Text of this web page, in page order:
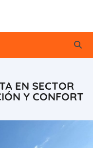
EN SECTOR
Y CONFORT